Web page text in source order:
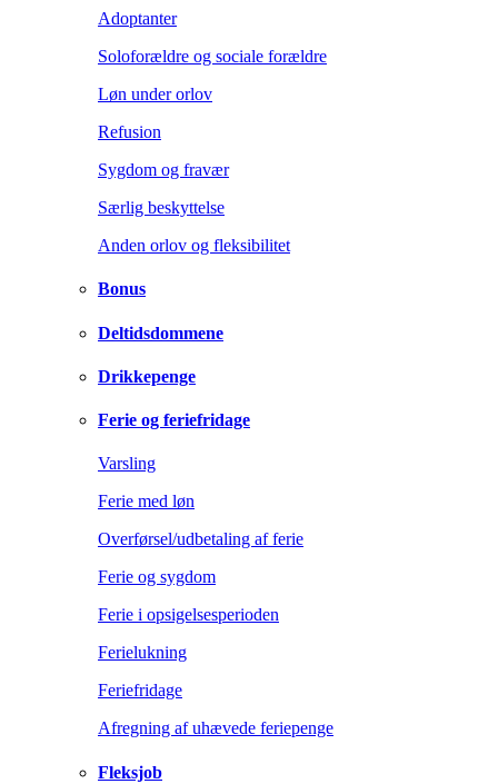
Adoptanter
Soloforældre og sociale forældre
Løn under orlov
Refusion
Sygdom og fravær
Særlig beskyttelse
Anden orlov og fleksibilitet
Bonus
Deltidsdommene
Drikkepenge
Ferie og feriefridage
Varsling
Ferie med løn
Overførsel/udbetaling af ferie
Ferie og sygdom
Ferie i opsigelsesperioden
Ferielukning
Feriefridage
Afregning af uhævede feriepenge
Fleksjob